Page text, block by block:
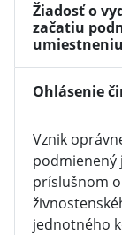
Žiadosť o
začatiu
Ohlásenie
Vznik
podmienený
príslušnom
jednotného